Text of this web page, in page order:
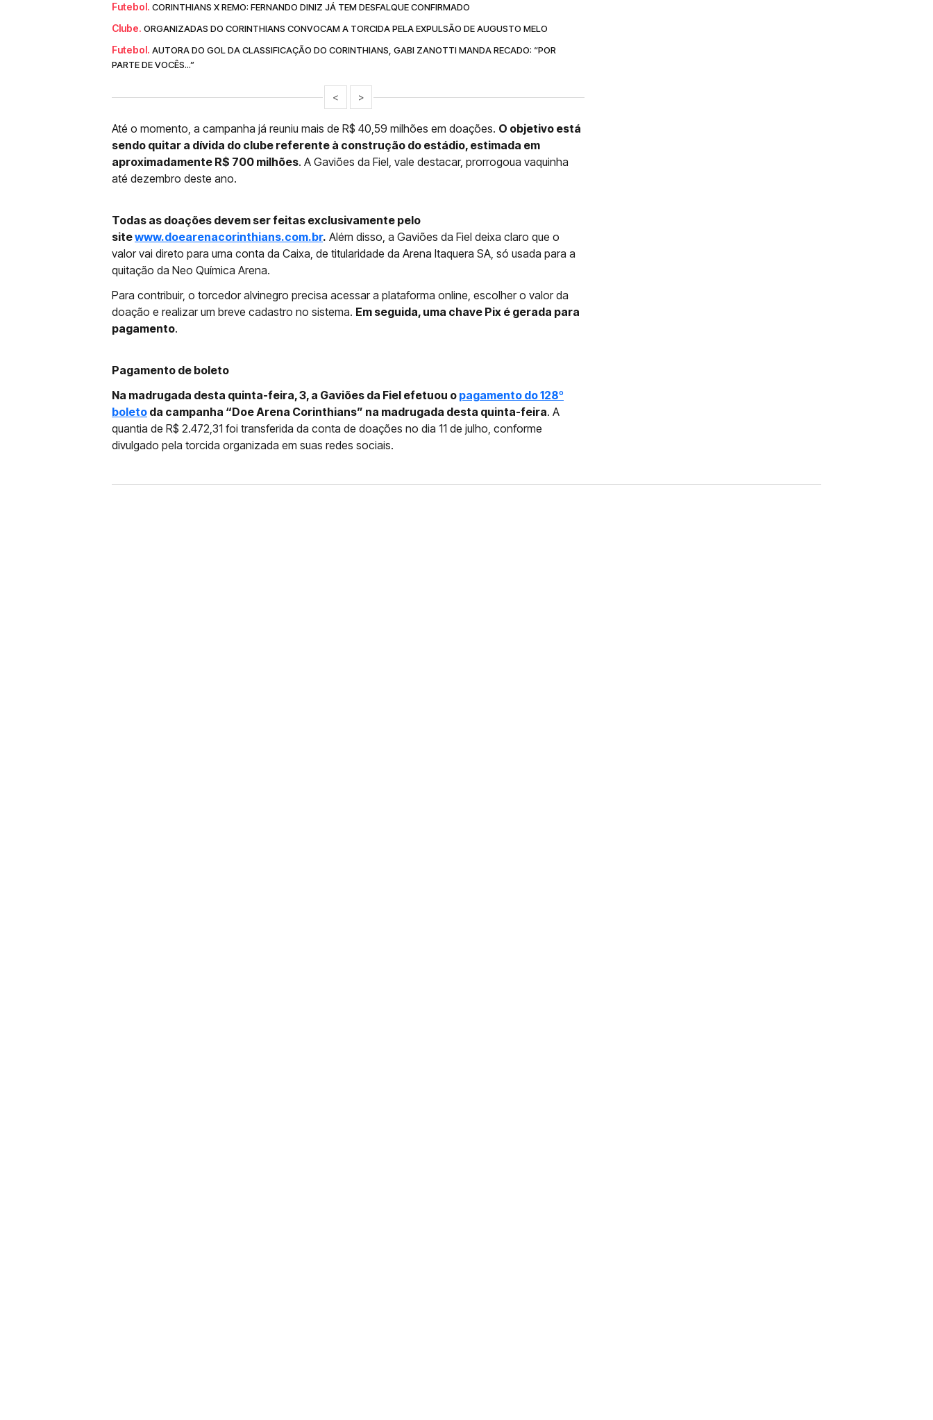
Futebol. CORINTHIANS X REMO: FERNANDO DINIZ JÁ TEM DESFALQUE CONFIRMADO
Clube. ORGANIZADAS DO CORINTHIANS CONVOCAM A TORCIDA PELA EXPULSÃO DE AUGUSTO MELO
Futebol. AUTORA DO GOL DA CLASSIFICAÇÃO DO CORINTHIANS, GABI ZANOTTI MANDA RECADO: “POR
PARTE DE VOCÊS...”
< >
Até o momento, a campanha já reuniu mais de R$ 40,59 milhões em doações. O objetivo está
sendo quitar a dívida do clube referente à construção do estádio, estimada em
aproximadamente R$ 700 milhões. A Gaviões da Fiel, vale destacar, prorrogoua vaquinha
até dezembro deste ano.
Todas as doações devem ser feitas exclusivamente pelo
sitewww.doearenacorinthians.com.br. Além disso, a Gaviões da Fiel deixa claro que o
valor vai direto para uma conta da Caixa, de titularidade da Arena Itaquera SA, só usada para a
quitação da Neo Química Arena.
Para contribuir, o torcedor alvinegro precisa acessar a plataforma online, escolher o valor da
doação e realizar um breve cadastro no sistema. Em seguida, uma chave Pix é gerada para
pagamento.
Pagamento de boleto
Na madrugada desta quinta-feira, 3, a Gaviões da Fiel efetuou o pagamento do 128º
boleto da campanha “Doe Arena Corinthians” na madrugada desta quinta-feira. A
quantia de R$ 2.472,31 foi transferida da conta de doações no dia 11 de julho, conforme
divulgado pela torcida organizada em suas redes sociais.